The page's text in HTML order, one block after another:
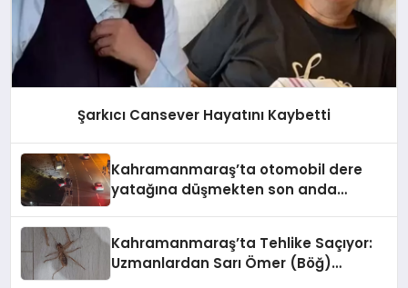
Şarkıcı Cansever Hayatını Kaybetti
Kahramanmaraş’ta otomobil dere
yatağına düşmekten son anda
Kahramanmaraş’ta Tehlike Saçıyor:
Uzmanlardan Sarı Ömer (Böğ)